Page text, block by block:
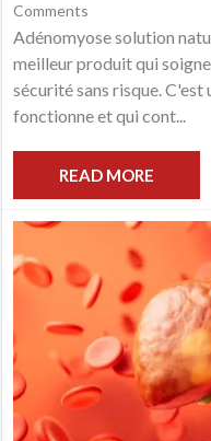
Comments
Adénomyose solution
meilleur produit qui
sécurité sans risque.
fonctionne et qui cont...
READ MORE